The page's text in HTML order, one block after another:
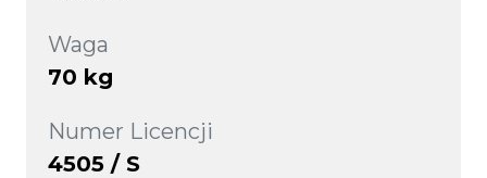
Waga
70 kg
Numer Licencji
4505 / S